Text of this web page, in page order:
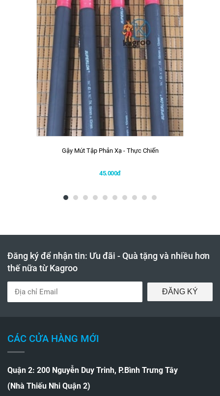
Gậy Mút Tập Phản Xạ - Thực Chiến
45.000đ
Đăng ký để nhận tin: Ưu đãi - Quà tặng và nhiều hơn
thế nữa từ Kagroo
ĐĂNG KÝ
CÁC CỬA HÀNG MỚI
Quận 2: 200 Nguyễn Duy Trinh, P.Bình Trưng Tây
(Nhà Thiếu Nhi Quận 2)